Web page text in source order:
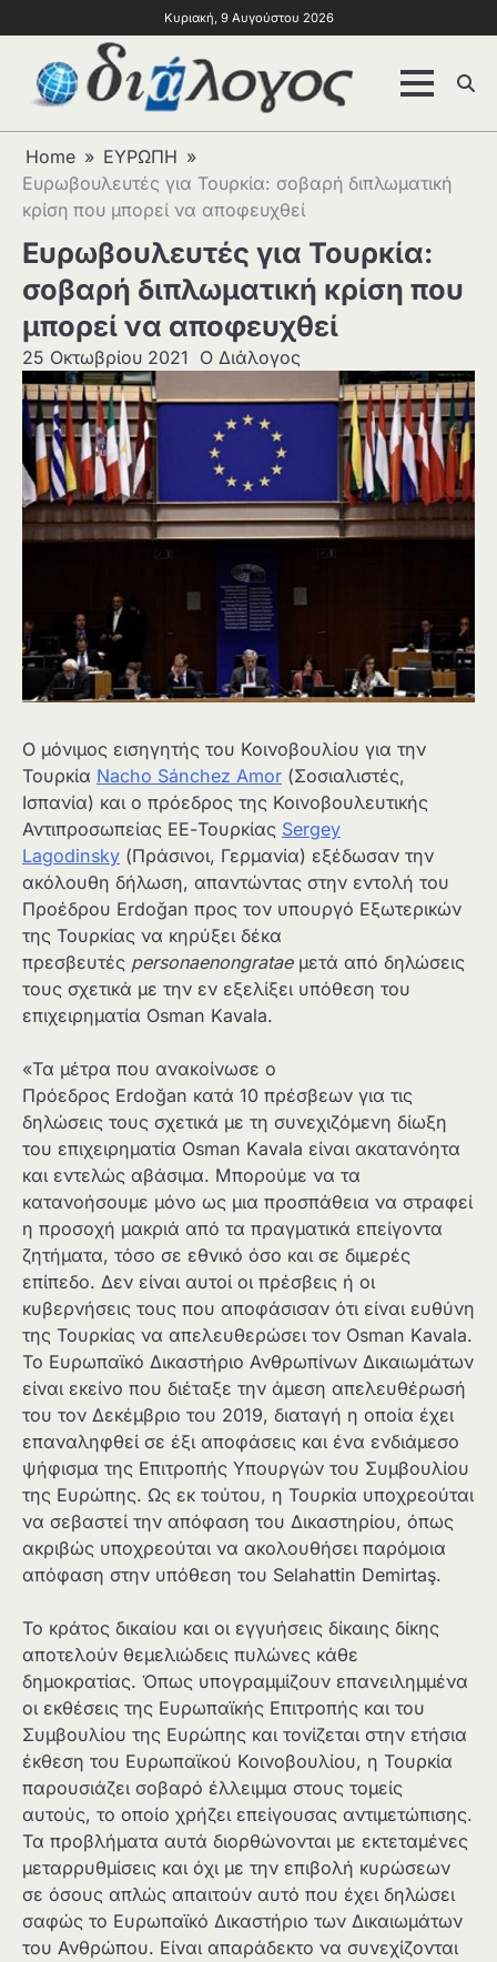
Κυριακή, 9 Αυγούστου 2026
Home
ΕΥΡΩΠΗ
Ευρωβουλευτές για Τουρκία: σοβαρή διπλωματική
κρίση που μπορεί να αποφευχθεί
Ευρωβουλευτές για Τουρκία:
σοβαρή διπλωματική κρίση που
μπορεί να αποφευχθεί
25 Οκτωβρίου 2021 Ο Διάλογος
Ο μόνιμος εισηγητής του Κοινοβουλίου για την
Τουρκία Nacho Sánchez Amor (Σοσιαλιστές,
Ισπανία) και ο πρόεδρος της Κοινοβουλευτικής
Αντιπροσωπείας ΕΕ-Τουρκίας Sergey
Lagodinsky (Πράσινοι, Γερμανία) εξέδωσαν την
ακόλουθη δήλωση, απαντώντας στην εντολή του
Προέδρου Erdoğan προς τον υπουργό Εξωτερικών
της Τουρκίας να κηρύξει δέκα
πρεσβευτές personaenongrataeμετά από δηλώσεις
τους σχετικά με την εν εξελίξει υπόθεση του
επιχειρηματία Osman Kavala.
«Τα μέτρα που ανακοίνωσε ο
Πρόεδρος Erdoğan κατά 10 πρέσβεων για τις
δηλώσεις τους σχετικά με τη συνεχιζόμενη δίωξη
του επιχειρηματία Osman Kavala είναι ακατανόητα
και εντελώς αβάσιμα. Μπορούμε να τα
κατανοήσουμε μόνο ως μια προσπάθεια να στραφεί
η προσοχή μακριά από τα πραγματικά επείγοντα
ζητήματα, τόσο σε εθνικό όσο και σε διμερές
επίπεδο. Δεν είναι αυτοί οι πρέσβεις ή οι
κυβερνήσεις τους που αποφάσισαν ότι είναι ευθύνη
της Τουρκίας να απελευθερώσει τον Osman Kavala.
Το Ευρωπαϊκό Δικαστήριο Ανθρωπίνων Δικαιωμάτων
είναι εκείνο που διέταξε την άμεση απελευθέρωσή
του τον Δεκέμβριο του 2019, διαταγή η οποία έχει
επαναληφθεί σε έξι αποφάσεις και ένα ενδιάμεσο
ψήφισμα της Επιτροπής Υπουργών του Συμβουλίου
της Ευρώπης. Ως εκ τούτου, η Τουρκία υποχρεούται
να σεβαστεί την απόφαση του Δικαστηρίου, όπως
ακριβώς υποχρεούται να ακολουθήσει παρόμοια
απόφαση στην υπόθεση του Selahattin Demirtaş.
Το κράτος δικαίου και οι εγγυήσεις δίκαιης δίκης
αποτελούν θεμελιώδεις πυλώνες κάθε
δημοκρατίας. Όπως υπογραμμίζουν επανειλημμένα
οι εκθέσεις της Ευρωπαϊκής Επιτροπής και του
Συμβουλίου της Ευρώπης και τονίζεται στην ετήσια
έκθεση του Ευρωπαϊκού Κοινοβουλίου, η Τουρκία
παρουσιάζει σοβαρό έλλειμμα στους τομείς
αυτούς, το οποίο χρήζει επείγουσας αντιμετώπισης.
Τα προβλήματα αυτά διορθώνονται με εκτεταμένες
μεταρρυθμίσεις και όχι με την επιβολή κυρώσεων
σε όσους απλώς απαιτούν αυτό που έχει δηλώσει
σαφώς το Ευρωπαϊκό Δικαστήριο των Δικαιωμάτων
του Ανθρώπου. Είναι απαράδεκτο να συνεχίζονται